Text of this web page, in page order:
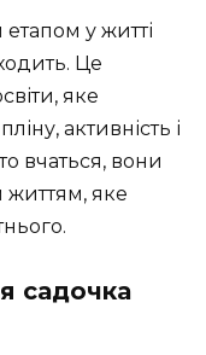
у житті
Це
яке
активність і
вчаться, вони
яке
садочка